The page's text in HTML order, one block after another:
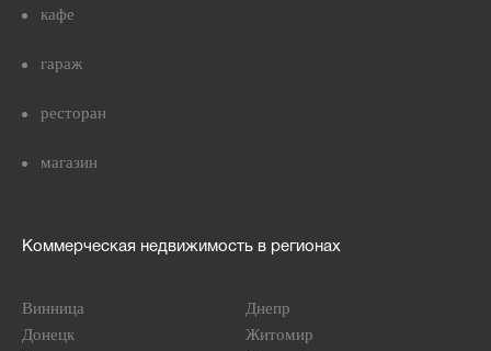
кафе
гараж
ресторан
магазин
Коммерческая недвижимость в регионах
Винница
Днепр
Донецк
Житомир